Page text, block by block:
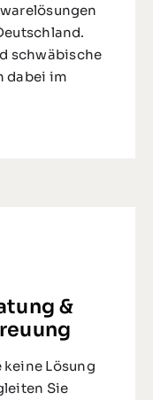
schwäbische
dabei im
&
Lösung
Sie